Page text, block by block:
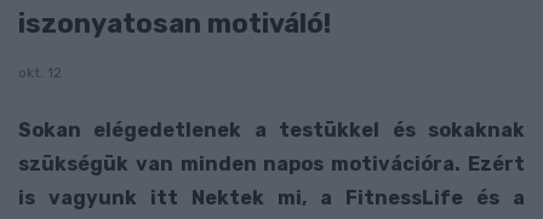
iszonyatosan motiváló!
okt. 12
Sokan elégedetlenek a testükkel és sokaknak
szükségük van minden napos motivációra. Ezért
is vagyunk itt Nektek mi, a FitnessLife és a